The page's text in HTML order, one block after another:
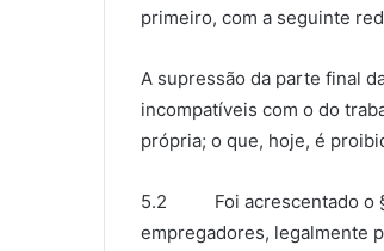
primeiro, com a seguinte
A supressão da parte final
incompatíveis com o do
própria; o que, hoje, é
5.2 Foi acrescentado o §
empregadores, legalmente